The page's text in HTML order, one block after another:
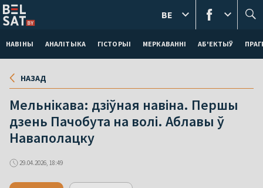
НАВІНЫ АНАЛІТЫКА ГІСТОРЫІ МЕРКАВАННI АБ'ЕКТЫЎ
BE
НАЗАД
Мельнікава: дзіўная навіна. Першы
дзень Пачобута на волі. Аблавы ў
Наваполацку
29.04.2026, 18:49